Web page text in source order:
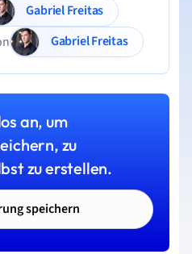
Gabriel Freitas
Gabriel Freitas
an, um
zu
zu erstellen.
speichern